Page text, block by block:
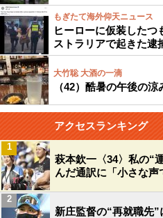
もぎたて海外仰天ニュース
ヒーローに仮装したつ
ストラリアで起きた逮
大竹聡 大酒の一滴
（42）酷暑の午後の涼
アクセスランキング
萩本欽一〈34〉私の“
んだ通訳に「小さな声
1
新庄監督の“再就職先
2